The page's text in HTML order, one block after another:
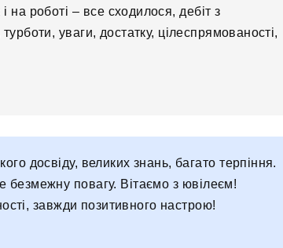
роботі – все сходилося, дебіт з
уваги, достатку, цілеспрямованості,
досвіду, великих знань, багато терпіння.
повагу. Вітаємо з ювілеєм!
завжди позитивного настрою!